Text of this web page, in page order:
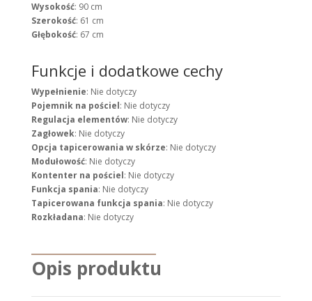
Wysokość: 90 cm
Szerokość: 61 cm
Głębokość: 67 cm
Funkcje i dodatkowe cechy
Wypełnienie: Nie dotyczy
Pojemnik na pościel: Nie dotyczy
Regulacja elementów: Nie dotyczy
Zagłowek: Nie dotyczy
Opcja tapicerowania w skórze: Nie dotyczy
Modułowość: Nie dotyczy
Kontenter na pościel: Nie dotyczy
Funkcja spania: Nie dotyczy
Tapicerowana funkcja spania: Nie dotyczy
Rozkładana: Nie dotyczy
Opis produktu